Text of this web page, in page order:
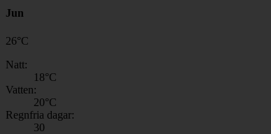
Jun
26°C
Natt:
18°C
Vatten:
20°C
Regnfria dagar:
30